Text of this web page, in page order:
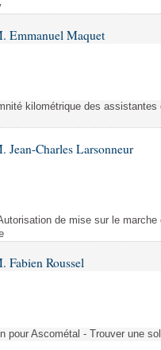
Emmanuel Maquet
kilométrique des
Jean-Charles Larsonneur
de mise sur le
Fabien Roussel
pour Ascométal - Trouver une